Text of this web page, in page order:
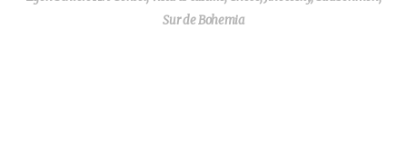
Sur de Bohemia